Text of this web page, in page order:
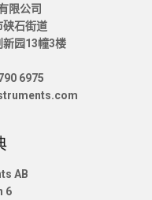
限公司
硖石街道
新园13幢3楼
6975
AB
6